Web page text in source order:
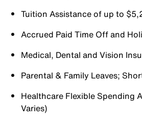
Tuition Assistance of up to
Accrued Paid Time Off and
Medical, Dental and Vision
Parental & Family Leaves;
Healthcare Flexible Spending
Varies)